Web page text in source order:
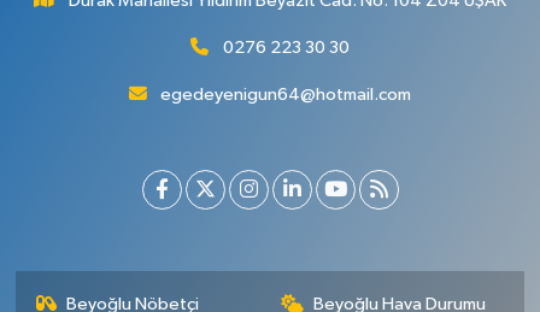
0276 223 30 30
egedeyenigun64@hotmail.com
Beyoğlu Nöbetçi Beyoğlu Hava Durumu